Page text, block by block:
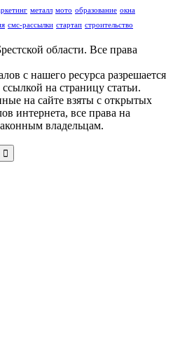
металл мото образование окна
смс-рассылки стартап строительство
области. Все права
с нашего ресурса разрешается
на страницу статьи.
на сайте взяты с открытых
интернета, все права на
владельцам.